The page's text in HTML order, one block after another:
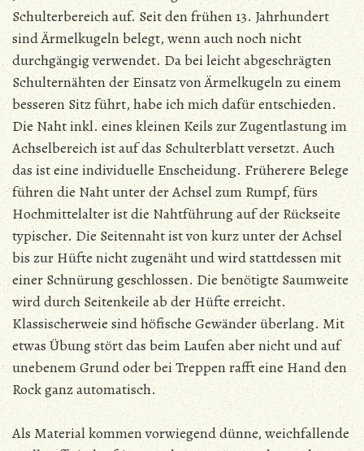
Schulterbereich auf. Seit den frühen 13. Jahrhundert
sind Ärmelkugeln belegt, wenn auch noch nicht
durchgängig verwendet. Da bei leicht abgeschrägten
Schulternähten der Einsatz von Ärmelkugeln zu einem
besseren Sitz führt, habe ich mich dafür entschieden.
Die Naht inkl. eines kleinen Keils zur Zugentlastung im
Achselbereich ist auf das Schulterblatt versetzt. Auch
das ist eine individuelle Enscheidung. Früherere Belege
führen die Naht unter der Achsel zum Rumpf, fürs
Hochmittelalter ist die Nahtführung auf der Rückseite
typischer. Die Seitennaht ist von kurz unter der Achsel
bis zur Hüfte nicht zugenäht und wird stattdessen mit
einer Schnürung geschlossen. Die benötigte Saumweite
wird durch Seitenkeile ab der Hüfte erreicht.
Klassischerweie sind höfische Gewänder überlang. Mit
etwas Übung stört das beim Laufen aber nicht und auf
unebenem Grund oder bei Treppen rafft eine Hand den
Rock ganz automatisch.
Als Material kommen vorwiegend dünne, weichfallende